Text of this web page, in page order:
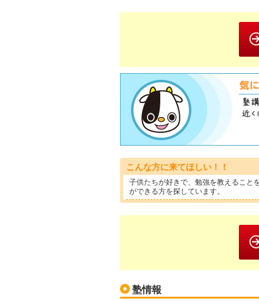
こんな方に来てほしい！！
子供たちが好きで、勉強を教えること
ができる方を探しています。
塾情報